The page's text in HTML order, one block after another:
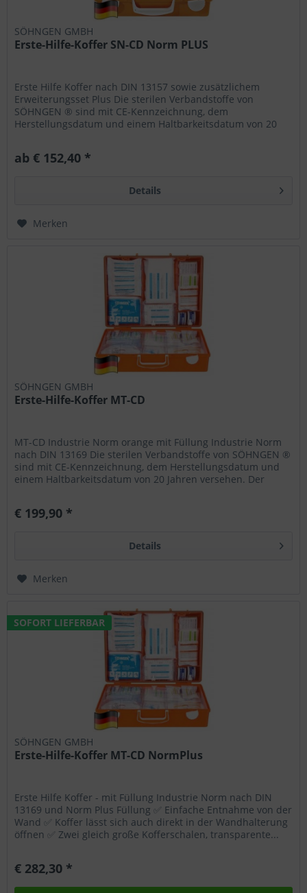
SÖHNGEN GMBH
Erste-Hilfe-Koffer SN-CD Norm PLUS
Erste Hilfe Koffer nach DIN 13157 sowie zusätzlichem
Erweiterungsset Plus Die sterilen Verbandstoffe von
SÖHNGEN ® sind mit CE-Kennzeichnung, dem
Herstellungsdatum und einem Haltbarkeitsdatum von 20
ab € 152,40 *
Details
Merken
SÖHNGEN GMBH
Erste-Hilfe-Koffer MT-CD
MT-CD Industrie Norm orange mit Füllung Industrie Norm
nach DIN 13169 Die sterilen Verbandstoffe von SÖHNGEN ®
sind mit CE-Kennzeichnung, dem Herstellungsdatum und
einem Haltbarkeitsdatum von 20 Jahren versehen. Der
€ 199,90 *
Details
Merken
SOFORT LIEFERBAR
SÖHNGEN GMBH
Erste-Hilfe-Koffer MT-CD NormPlus
Erste Hilfe Koffer - mit Füllung Industrie Norm nach DIN
13169 und Norm Plus Füllung ✅ Einfache Entnahme von der
Wand ✅ Koffer lässt sich auch direkt in der Wandhalterung
öffnen ✅ Zwei gleich große Kofferschalen, transparente...
€ 282,30 *